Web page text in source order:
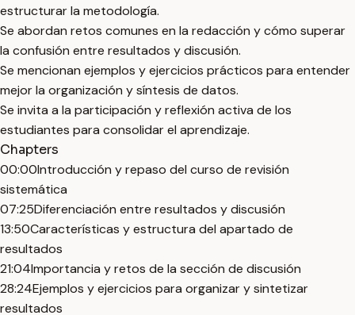
estructurar la metodología.
Se abordan retos comunes en la redacción y cómo superar
la confusión entre resultados y discusión.
Se mencionan ejemplos y ejercicios prácticos para entender
mejor la organización y síntesis de datos.
Se invita a la participación y reflexión activa de los
estudiantes para consolidar el aprendizaje.
Chapters
00:00Introducción y repaso del curso de revisión
sistemática
07:25Diferenciación entre resultados y discusión
13:50Características y estructura del apartado de
resultados
21:04Importancia y retos de la sección de discusión
28:24Ejemplos y ejercicios para organizar y sintetizar
resultados